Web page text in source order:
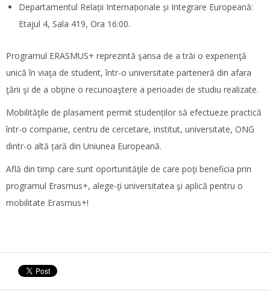
Departamentul Relații Internaționale și Integrare Europeană:
Etajul 4, Sala 419, Ora 16:00.
Programul ERASMUS+ reprezintă şansa de a trăi o experienţă
unică în viaţa de student, într-o universitate parteneră din afara
ţării şi de a obţine o recunoaştere a perioadei de studiu realizate.
Mobilităţile de plasament permit studenților să efectueze practică
într-o companie, centru de cercetare, institut, universitate, ONG
dintr-o altă țară din Uniunea Europeană.
Află din timp care sunt oportunităţile de care poţi beneficia prin
programul Erasmus+, alege-ţi universitatea şi aplică pentru o
mobilitate Erasmus+!